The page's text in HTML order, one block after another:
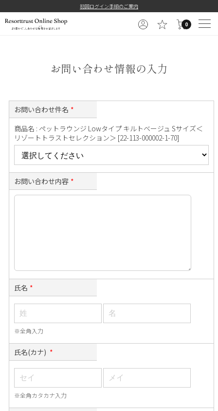
==============================================
初回ログイン手順のご案内
0
お問い合わせ情報の入力
お問い合わせ件名 *
商品名 : ペットラウンジ Lowタイプ キルトベージュ Sサイズ＜
リゾートトラストセレクション＞ [22-113-000002-1-70]
お問い合わせ内容 *
氏名 *
※全角入力
氏名(カナ) *
※全角カタカナ入力